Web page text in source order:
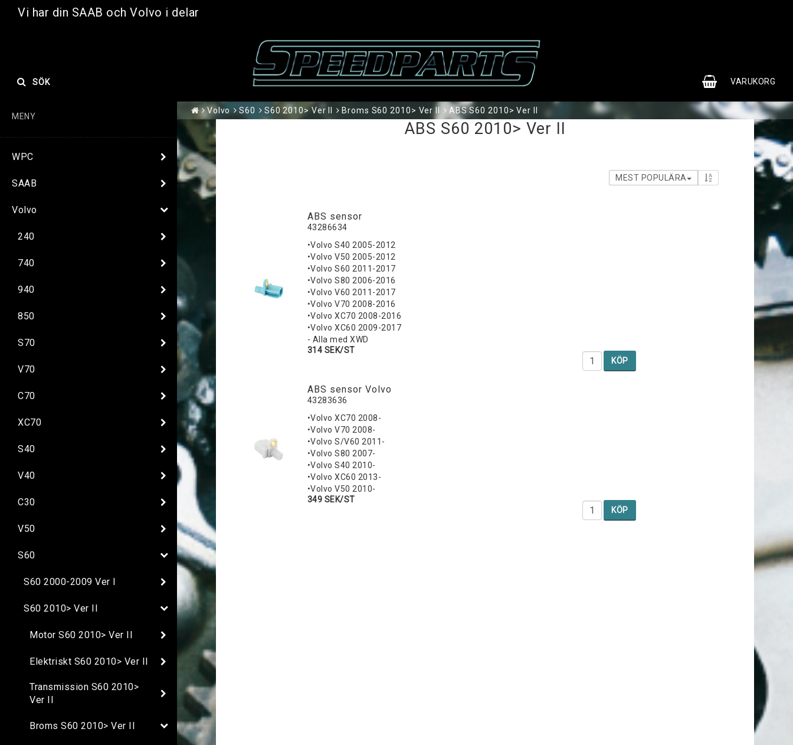
Vi har din SAAB och Volvo i delar
VARUKORG
SÖK
MENY
WPC
SAAB
Volvo
240
740
940
850
S70
V70
C70
XC70
S40
V40
C30
V50
S60
S60 2000-2009 Ver I
S60 2010> Ver II
Motor S60 2010> Ver II
Elektriskt S60 2010> Ver II
Transmission S60 2010>
Ver II
Broms S60 2010> Ver II
Volvo S60 S60 2010> Ver II Broms S60 2010> Ver II ABS S60 2010> Ver II
ABS S60 2010> Ver II
MEST POPULÄRA
ABS sensor
43286634
•Volvo S40 2005-2012
•Volvo V50 2005-2012
•Volvo S60 2011-2017
•Volvo S80 2006-2016
•Volvo V60 2011-2017
•Volvo V70 2008-2016
•Volvo XC70 2008-2016
•Volvo XC60 2009-2017
- Alla med XWD
314 SEK/ST
KÖP
ABS sensor Volvo
43283636
•Volvo XC70 2008-
•Volvo V70 2008-
•Volvo S/V60 2011-
•Volvo S80 2007-
•Volvo S40 2010-
•Volvo XC60 2013-
•Volvo V50 2010-
349 SEK/ST
KÖP